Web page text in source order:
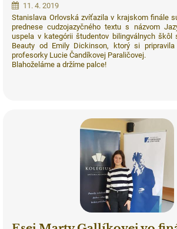
11. 4. 2019
Stanislava Orlovská zvíťazila v krajskom finále
prednese cudzojazyčného textu s názvom
uspela v kategórii študentov bilingválnych
Beauty od Emily Dickinson, ktorý si
profesorky Lucie Čandíkovej Paraličovej.
Blahoželáme a držíme palce!